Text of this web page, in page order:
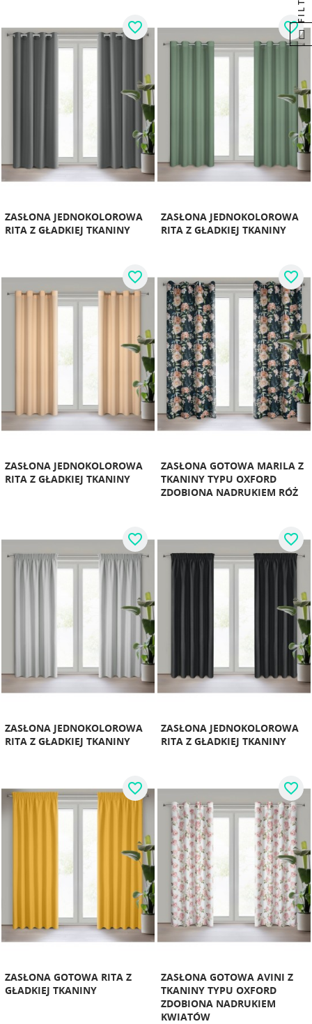
ZASŁONA JEDNOKOLOROWA
RITA Z GŁADKIEJ TKANINY
favorite_border
ZASŁONA JEDNOKOLOROWA
RITA Z GŁADKIEJ TKANINY
favorite_border
ZASŁONA JEDNOKOLOROWA
RITA Z GŁADKIEJ TKANINY
favorite_border
ZASŁONA GOTOWA MARILA Z
TKANINY TYPU OXFORD
ZDOBIONA NADRUKIEM RÓŻ
favorite_border
ZASŁONA JEDNOKOLOROWA
RITA Z GŁADKIEJ TKANINY
favorite_border
ZASŁONA JEDNOKOLOROWA
RITA Z GŁADKIEJ TKANINY
favorite_border
ZASŁONA GOTOWA RITA Z
GŁADKIEJ TKANINY
favorite_border
ZASŁONA GOTOWA AVINI Z
TKANINY TYPU OXFORD
ZDOBIONA NADRUKIEM
KWIATÓW
favorite_border